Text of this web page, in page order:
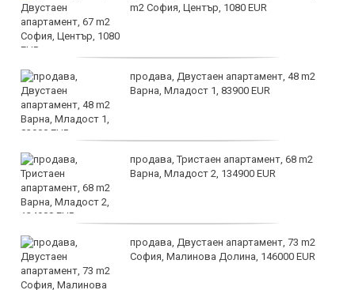
m2 София, Център, 1080 EUR
продава, Двустаен апартамент, 48 m2
Варна, Младост 1, 83900 EUR
продава, Тристаен апартамент, 68 m2
Варна, Младост 2, 134900 EUR
продава, Двустаен апартамент, 73 m2
София, Малинова Долина, 146000 EUR